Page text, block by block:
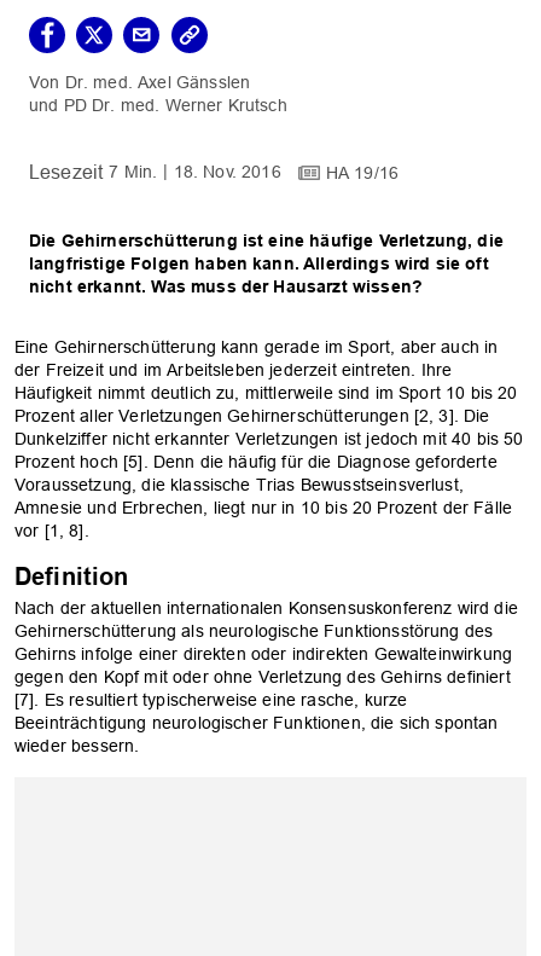
Dr. med. Axel Gänsslen
PD Dr. med. Werner Krutsch
7 Min. 18. Nov. 2016 HA 19/16
Die Gehirnerschütterung ist eine häufige Verletzung, die
langfristige Folgen haben kann. Allerdings wird sie oft
nicht erkannt. Was muss der Hausarzt wissen?
Eine Gehirnerschütterung kann gerade im Sport, aber auch in
der Freizeit und im Arbeitsleben jederzeit eintreten. Ihre
Häufigkeit nimmt deutlich zu, mittlerweile sind im Sport 10 bis 20
Prozent aller Verletzungen Gehirnerschütterungen [2, 3]. Die
Dunkelziffer nicht erkannter Verletzungen ist jedoch mit 40 bis 50
Prozent hoch [5]. Denn die häufig für die Diagnose geforderte
Voraussetzung, die klassische Trias Bewusstseinsverlust,
Amnesie und Erbrechen, liegt nur in 10 bis 20 Prozent der Fälle
vor [1, 8].
Definition
Nach der aktuellen internationalen Konsensuskonferenz wird die
Gehirnerschütterung als neurologische Funktionsstörung des
Gehirns infolge einer direkten oder indirekten Gewalteinwirkung
gegen den Kopf mit oder ohne Verletzung des Gehirns definiert
[7]. Es resultiert typischerweise eine rasche, kurze
Beeinträchtigung neurologischer Funktionen, die sich spontan
wieder bessern.